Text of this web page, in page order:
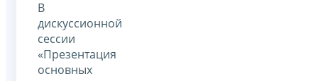
В
дискуссионной
сессии
«Презентация
основных